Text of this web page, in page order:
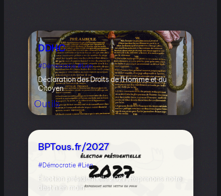
DDHC
Démocratie Lien
Déclaration des Droits de l’Homme et du
Citoyen
Outils
BPTous.fr/2027
Démocratie Lien
Élection présidentielle 2027, Reprenons notre
destin en main